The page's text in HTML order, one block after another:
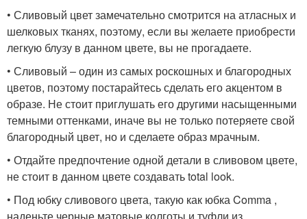
• Сливовый цвет замечательно смотрится на атласных и
шелковых тканях, поэтому, если вы желаете приобрести
легкую блузу в данном цвете, вы не прогадаете.
• Сливовый – один из самых роскошных и благородных
цветов, поэтому постарайтесь сделать его акцентом в
образе. Не стоит приглушать его другими насыщенными
темными оттенками, иначе вы не только потеряете свой
благородный цвет, но и сделаете образ мрачным.
• Отдайте предпочтение одной детали в сливовом цвете,
не стоит в данном цвете создавать total look.
• Под юбку сливового цвета, такую как юбка Comma ,
наденьте черные матовые колготы и туфли из